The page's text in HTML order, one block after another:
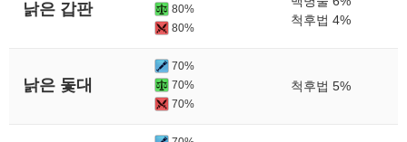
낡은 갑판
80%
80%
척후법 4%
낡은 돛대
70%
70%
70%
척후법 5%